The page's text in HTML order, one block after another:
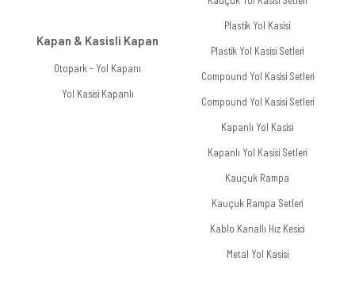
Kapan & Kasisli Kapan
Otopark - Yol Kapanı
Yol Kasisi Kapanlı
Plastik Yol Kasisi
Plastik Yol Kasisi Setleri
Compound Yol Kasisi Setleri
Compound Yol Kasisi Setleri
Kapanlı Yol Kasisi
Kapanlı Yol Kasisi Setleri
Kauçuk Rampa
Kauçuk Rampa Setleri
Kablo Kanallı Hız Kesici
Metal Yol Kasisi